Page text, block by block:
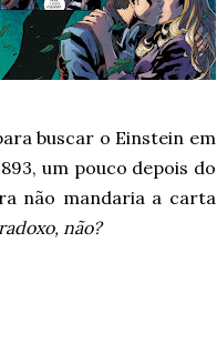
buscar o Einstein em
um pouco depois do
não mandaria a carta
não?